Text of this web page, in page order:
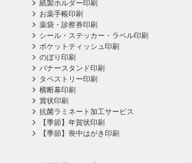
紙製ホルダー印刷
お薬手帳印刷
薬袋・診察券印刷
シール・ステッカー・ラベル印刷
ポケットティッシュ印刷
のぼり印刷
バナースタンド印刷
タペストリー印刷
横断幕印刷
賞状印刷
抗菌ラミネート加工サービス
【季節】年賀状印刷
【季節】喪中はがき印刷